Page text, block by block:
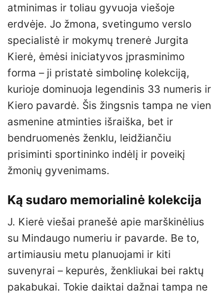
atminimas ir toliau gyvuoja viešoje
erdvėje. Jo žmona, svetingumo verslo
specialistė ir mokymų trenerė Jurgita
Kierė, ėmėsi iniciatyvos įprasminimo
forma – ji pristatė simbolinę kolekciją,
kurioje dominuoja legendinis 33 numeris ir
Kiero pavardė. Šis žingsnis tampa ne vien
asmenine atminties išraiška, bet ir
bendruomenės ženklu, leidžiančiu
prisiminti sportininko indėlį ir poveikį
žmonių gyvenimams.
Ką sudaro memorialinė kolekcija
J. Kierė viešai pranešė apie marškinėlius
su Mindaugo numeriu ir pavarde. Be to,
artimiausiu metu planuojami ir kiti
suvenyrai – kepurės, ženkliukai bei raktų
pakabukai. Tokie daiktai dažnai tampa ne